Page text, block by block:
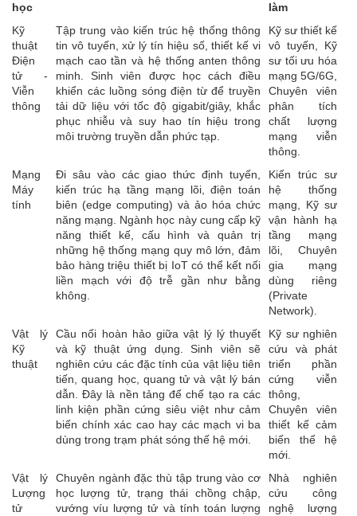
học
làm
Kỹ
thuật
Điện
tử -
Viễn
thông
Tập trung vào kiến trúc hệ thống thông
tin vô tuyến, xử lý tín hiệu số, thiết kế vi
mạch cao tần và hệ thống anten thông
minh. Sinh viên được học cách điều
khiển các luồng sóng điện từ để truyền
tải dữ liệu với tốc độ gigabit/giây, khắc
phục nhiễu và suy hao tín hiệu trong
môi trường truyền dẫn phức tạp.
Kỹ sư thiết kế
vô tuyến, Kỹ
sư tối ưu hóa
mạng 5G/6G,
Chuyên viên
phân tích
chất lượng
mạng viễn
thông.
Mạng
Máy
tính
Đi sâu vào các giao thức định tuyến,
kiến trúc hạ tầng mạng lõi, điện toán
biên (edge computing) và ảo hóa chức
năng mạng. Ngành học này cung cấp kỹ
năng thiết kế, cấu hình và quản trị
những hệ thống mạng quy mô lớn, đảm
bảo hàng triệu thiết bị IoT có thể kết nối
liền mạch với độ trễ gần như bằng
không.
Kiến trúc sư
hệ thống
mạng, Kỹ sư
vận hành hạ
tầng mạng
lõi, Chuyên
gia mạng
dùng riêng
(Private
Network).
Vật lý
Kỹ
thuật
Cầu nối hoàn hảo giữa vật lý lý thuyết
và kỹ thuật ứng dụng. Sinh viên sẽ
nghiên cứu các đặc tính của vật liệu tiên
tiến, quang học, quang tử và vật lý bán
dẫn. Đây là nền tảng để chế tạo ra các
linh kiện phần cứng siêu việt như cảm
biến chính xác cao hay các mạch vi ba
dùng trong trạm phát sóng thế hệ mới.
Kỹ sư nghiên
cứu và phát
triển phần
cứng viễn
thông,
Chuyên viên
thiết kế cảm
biến thế hệ
mới.
Vật lý
Lượng
tử
Chuyên ngành đặc thù tập trung vào cơ
học lượng tử, trạng thái chồng chập,
vướng víu lượng tử và tính toán lượng
Nhà nghiên
cứu công
nghệ lượng